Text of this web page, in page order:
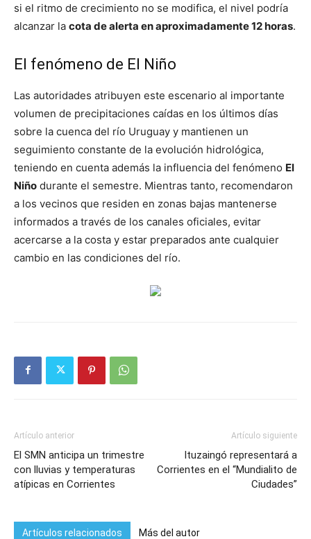
si el ritmo de crecimiento no se modifica, el nivel podría
alcanzar la cota de alerta en aproximadamente 12 horas.
El fenómeno de El Niño
Las autoridades atribuyen este escenario al importante
volumen de precipitaciones caídas en los últimos días
sobre la cuenca del río Uruguay y mantienen un
seguimiento constante de la evolución hidrológica,
teniendo en cuenta además la influencia del fenómeno El
Niño durante el semestre. Mientras tanto, recomendaron
a los vecinos que residen en zonas bajas mantenerse
informados a través de los canales oficiales, evitar
acercarse a la costa y estar preparados ante cualquier
cambio en las condiciones del río.
Artículo anterior
El SMN anticipa un trimestre
con lluvias y temperaturas
atípicas en Corrientes
Artículo siguiente
Ituzaingó representará a
Corrientes en el “Mundialito de
Ciudades”
Artículos relacionados Más del autor